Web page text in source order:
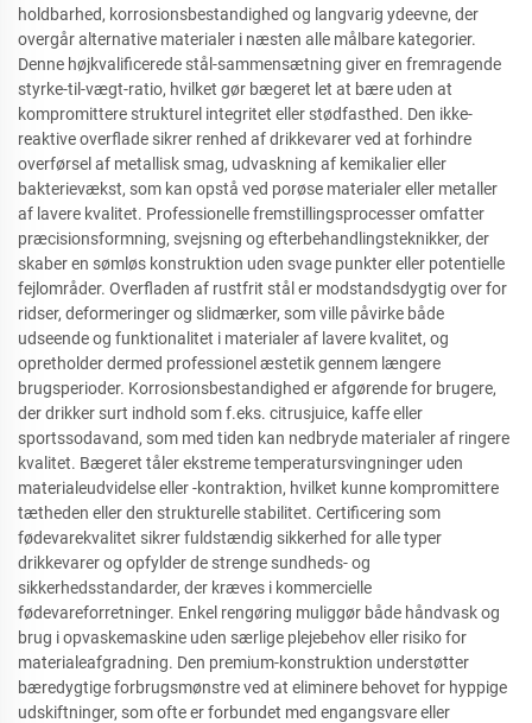
holdbarhed, korrosionsbestandighed og langvarig ydeevne, der
overgår alternative materialer i næsten alle målbare kategorier.
Denne højkvalificerede stål-sammensætning giver en fremragende
styrke-til-vægt-ratio, hvilket gør bægeret let at bære uden at
kompromittere strukturel integritet eller stødfasthed. Den ikke-
reaktive overflade sikrer renhed af drikkevarer ved at forhindre
overførsel af metallisk smag, udvaskning af kemikalier eller
bakterievækst, som kan opstå ved porøse materialer eller metaller
af lavere kvalitet. Professionelle fremstillingsprocesser omfatter
præcisionsformning, svejsning og efterbehandlingsteknikker, der
skaber en sømløs konstruktion uden svage punkter eller potentielle
fejlområder. Overfladen af rustfrit stål er modstandsdygtig over for
ridser, deformeringer og slidmærker, som ville påvirke både
udseende og funktionalitet i materialer af lavere kvalitet, og
opretholder dermed professionel æstetik gennem længere
brugsperioder. Korrosionsbestandighed er afgørende for brugere,
der drikker surt indhold som f.eks. citrusjuice, kaffe eller
sportssodavand, som med tiden kan nedbryde materialer af ringere
kvalitet. Bægeret tåler ekstreme temperatursvingninger uden
materialeudvidelse eller -kontraktion, hvilket kunne kompromittere
tætheden eller den strukturelle stabilitet. Certificering som
fødevarekvalitet sikrer fuldstændig sikkerhed for alle typer
drikkevarer og opfylder de strenge sundheds- og
sikkerhedsstandarder, der kræves i kommercielle
fødevareforretninger. Enkel rengøring muliggør både håndvask og
brug i opvaskemaskine uden særlige plejebehov eller risiko for
materialeafgradning. Den premium-konstruktion understøtter
bæredygtige forbrugsmønstre ved at eliminere behovet for hyppige
udskiftninger, som ofte er forbundet med engangsvare eller